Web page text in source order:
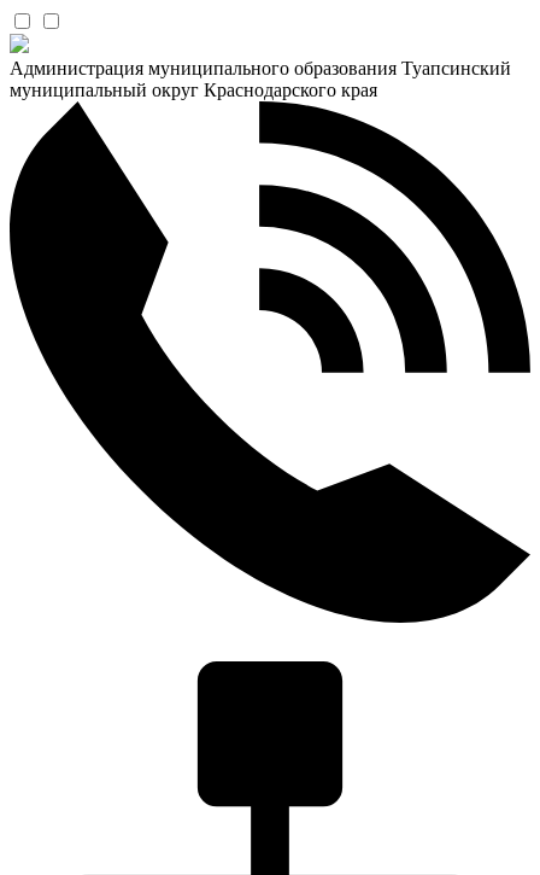
Администрация муниципального образования Туапсинский
муниципальный округ Краснодарского края